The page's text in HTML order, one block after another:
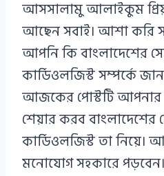
আসসালামু আলাইকুম
আছেন সবাই। আশা করি
আপনি কি বাংলাদেশের
কার্ডিওলজিস্ট সম্পর্কে
আজকের পোস্টটি
শেয়ার করব বাংলাদেশের
কার্ডিওলজিস্ট তা নিয়ে।
মনোযোগ সহকারে পড়বেন।